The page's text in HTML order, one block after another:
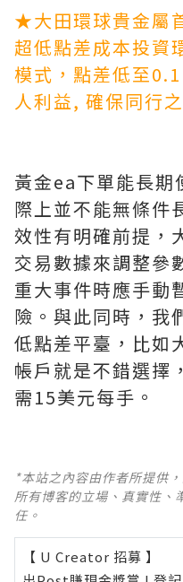
★大田環球貴金屬
超低點差成本投資
模式，點差低至
人利益, 確保同行之
黃金ea下單能長期
際上並‌不能無條件
效性有明確前提，
交易數據來調整參
重大事件時應手動
險。與此同時，我
低點差平臺，比如
帳戶就是不錯選擇
需15美元每手。
*本站之內容由作者所提供
所有博客的立場、真實性、
任。
【 U Creator 招募 】